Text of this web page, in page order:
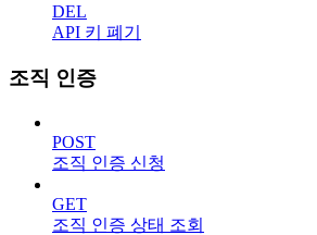
DEL
API 키 폐기
조직 인증
POST
조직 인증 신청
GET
조직 인증 상태 조회